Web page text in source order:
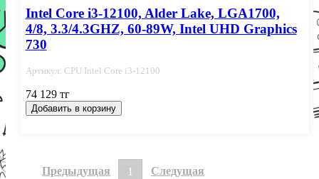
Intel Core i3-12100, Alder Lake, LGA1700,
4/8, 3.3/4.3GHZ, 60-89W, Intel UHD Graphics
730
Артикул: СPU Intel Сore i3-12100
74 129 тг
Добавить в корзину
Предыдущая 1 Следущая